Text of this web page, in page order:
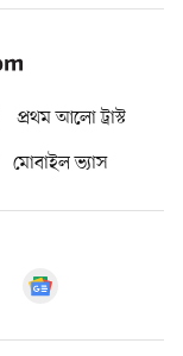
প্রথম আলো ট্রাস্ট
মোবাইল ভ্যাস